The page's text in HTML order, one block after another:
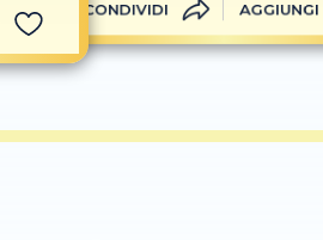
CONDIVIDI AGGIUNGI